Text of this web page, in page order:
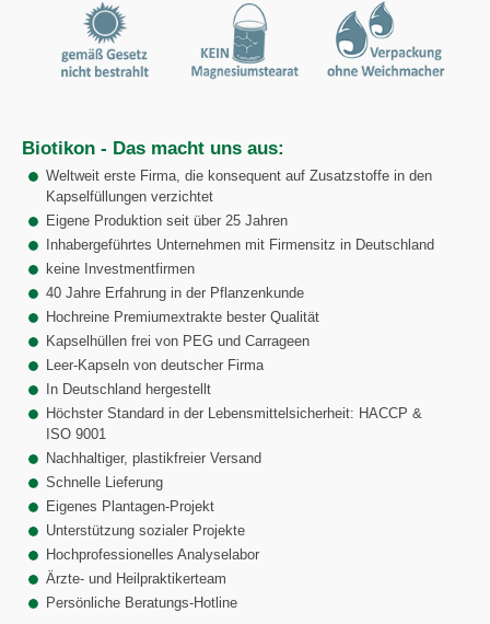
Biotikon - Das macht uns aus:
Weltweit erste Firma, die konsequent auf Zusatzstoffe in den
Kapselfüllungen verzichtet
Eigene Produktion seit über 25 Jahren
Inhabergeführtes Unternehmen mit Firmensitz in Deutschland
keine Investmentfirmen
40 Jahre Erfahrung in der Pflanzenkunde
Hochreine Premiumextrakte bester Qualität
Kapselhüllen frei von PEG und Carrageen
Leer-Kapseln von deutscher Firma
In Deutschland hergestellt
Höchster Standard in der Lebensmittelsicherheit: HACCP &
ISO 9001
Nachhaltiger, plastikfreier Versand
Schnelle Lieferung
Eigenes Plantagen-Projekt
Unterstützung sozialer Projekte
Hochprofessionelles Analyselabor
Ärzte- und Heilpraktikerteam
Persönliche Beratungs-Hotline